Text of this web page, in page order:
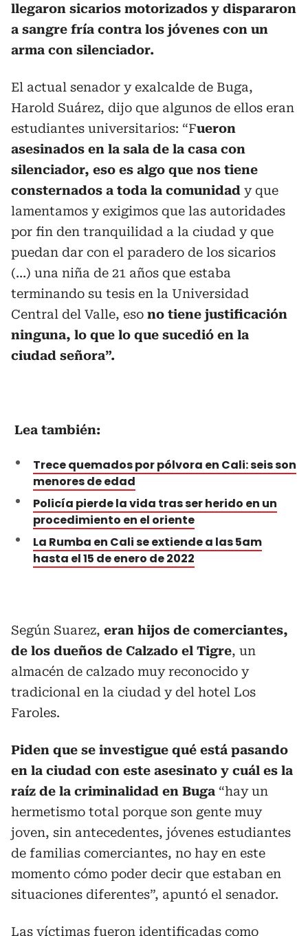
llegaron sicarios motorizados y dispararon
a sangre fría contra los jóvenes con un
arma con silenciador.
El actual senador y exalcalde de Buga,
Harold Suárez, dijo que algunos de ellos eran
estudiantes universitarios: “Fueron
asesinados en la sala de la casa con
silenciador, eso es algo que nos tiene
consternados a toda la comunidad y que
lamentamos y exigimos que las autoridades
por fin den tranquilidad a la ciudad y que
puedan dar con el paradero de los sicarios
(…) una niña de 21 años que estaba
terminando su tesis en la Universidad
Central del Valle, eso no tiene justificación
ninguna, lo que lo que sucedió en la
ciudad señora”.
Lea también:
Trece quemados por pólvora en Cali: seis son
menores de edad
Policía pierde la vida tras ser herido en un
procedimiento en el oriente
La Rumba en Cali se extiende a las 5am
hasta el 15 de enero de 2022
Según Suarez, eran hijos de comerciantes,
de los dueños de Calzado el Tigre, un
almacén de calzado muy reconocido y
tradicional en la ciudad y del hotel Los
Faroles.
Piden que se investigue qué está pasando
en la ciudad con este asesinato y cuál es la
raíz de la criminalidad en Buga “hay un
hermetismo total porque son gente muy
joven, sin antecedentes, jóvenes estudiantes
de familias comerciantes, no hay en este
momento cómo poder decir que estaban en
situaciones diferentes”, apuntó el senador.
Las víctimas fueron identificadas como